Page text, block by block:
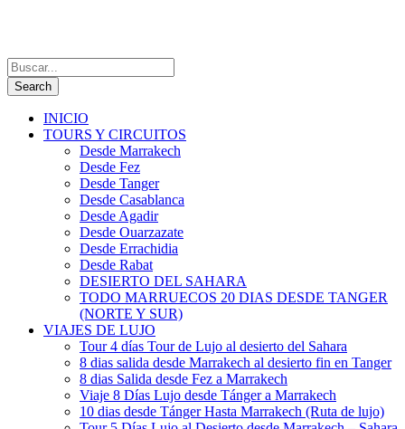
INICIO
TOURS Y CIRCUITOS
Desde Marrakech
Desde Fez
Desde Tanger
Desde Casablanca
Desde Agadir
Desde Ouarzazate
Desde Errachidia
Desde Rabat
DESIERTO DEL SAHARA
TODO MARRUECOS 20 DIAS DESDE TANGER
(NORTE Y SUR)
VIAJES DE LUJO
Tour 4 días Tour de Lujo al desierto del Sahara
8 dias salida desde Marrakech al desierto fin en Tanger
8 dias Salida desde Fez a Marrakech
Viaje 8 Días Lujo desde Tánger a Marrakech
10 dias desde Tánger Hasta Marrakech (Ruta de lujo)